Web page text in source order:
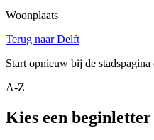
Woonplaats
Terug naar Delft
Start opnieuw bij de
A-Z
Kies een beginletter